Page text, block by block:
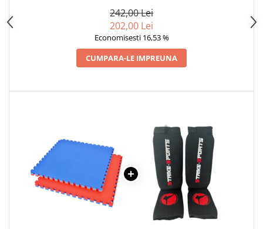
242,00 Lei
202,00 Lei
Economisesti 16,53 %
CUMPARA-LE IMPREUNA